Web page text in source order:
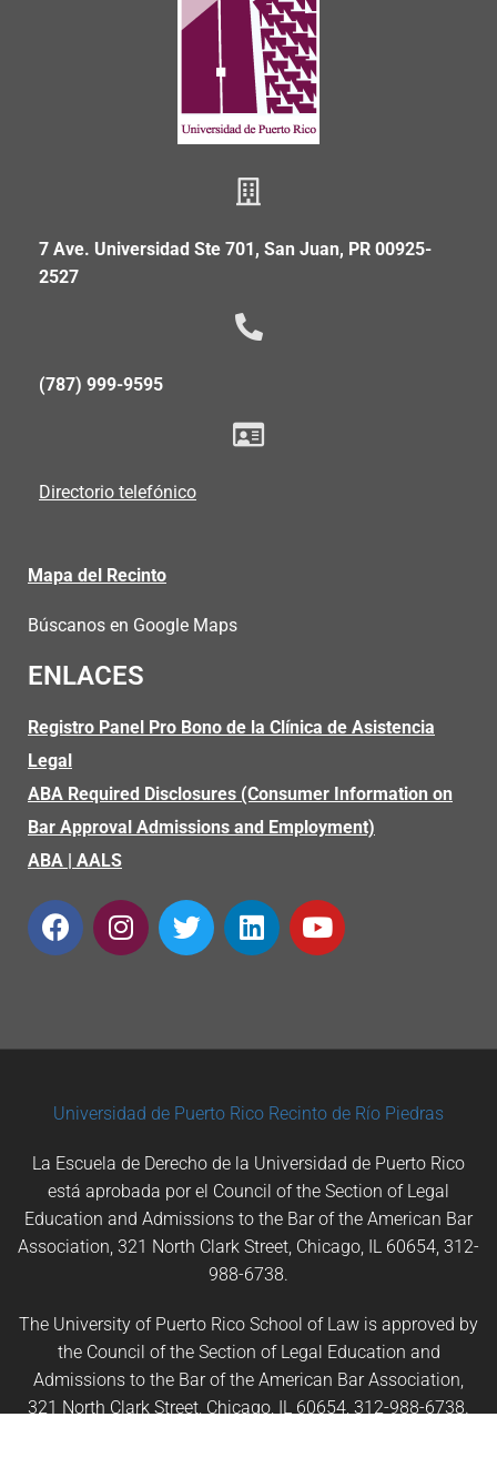
7 Ave. Universidad Ste 701, San Juan, PR 00925-
2527
(787) 999-9595
Directorio telefónico
Mapa del Recinto
Búscanos en Google Maps
ENLACES
Registro Panel Pro Bono de la Clínica de Asistencia
Legal
ABA Required Disclosures (Consumer Information on
Bar Approval Admissions and Employment)
ABA | AALS
Universidad de Puerto Rico Recinto de Río Piedras
La Escuela de Derecho de la Universidad de Puerto Rico
está aprobada por el Council of the Section of Legal
Education and Admissions to the Bar of the American Bar
Association, 321 North Clark Street, Chicago, IL 60654, 312-
988-6738.
The University of Puerto Rico School of Law is approved by
the Council of the Section of Legal Education and
Admissions to the Bar of the American Bar Association,
321 North Clark Street, Chicago, IL 60654, 312-988-6738.